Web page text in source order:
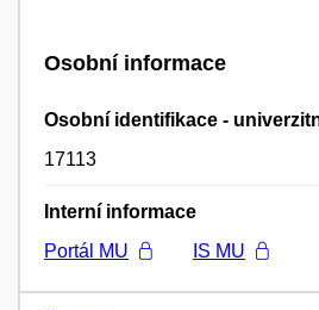
Osobní informace
Osobní identifikace -
17113
Interní informace
Portál MU
IS MU